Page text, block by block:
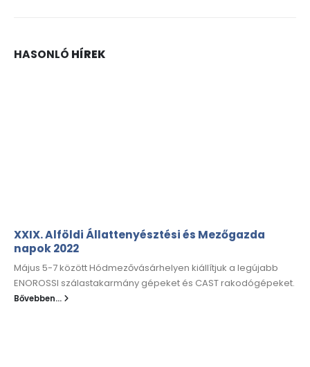
HASONLÓ HÍREK
XXIX. Alföldi Állattenyésztési és Mezőgazda
napok 2022
Május 5-7 között Hódmezővásárhelyen kiállítjuk a legújabb
ENOROSSI szálastakarmány gépeket és CAST rakodógépeket.
Bővebben...